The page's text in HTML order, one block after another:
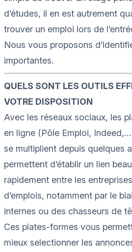
d’études, il en est autrement
trouver un emploi lors de
Nous vous proposons
importantes.
QUELS SONT LES OUTILS
VOTRE DISPOSITION
Avec les réseaux sociaux, les
en ligne (Pôle Emploi, Indeed,…
se multiplient depuis quelques
permettent d’établir un lien
rapidement entre les
d’emplois, notamment par le
internes ou des chasseurs de
Ces plates-formes vous
mieux selectionner les